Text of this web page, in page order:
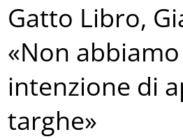
Gatto Libro,
«Non abbiamo
intenzione di
targhe»